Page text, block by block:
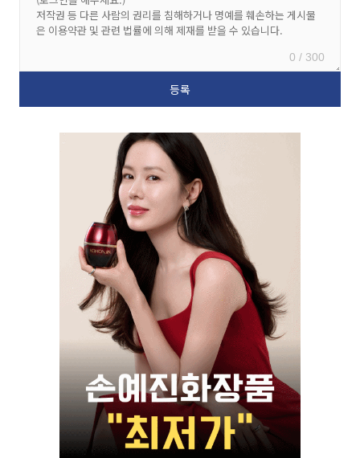
0 / 300